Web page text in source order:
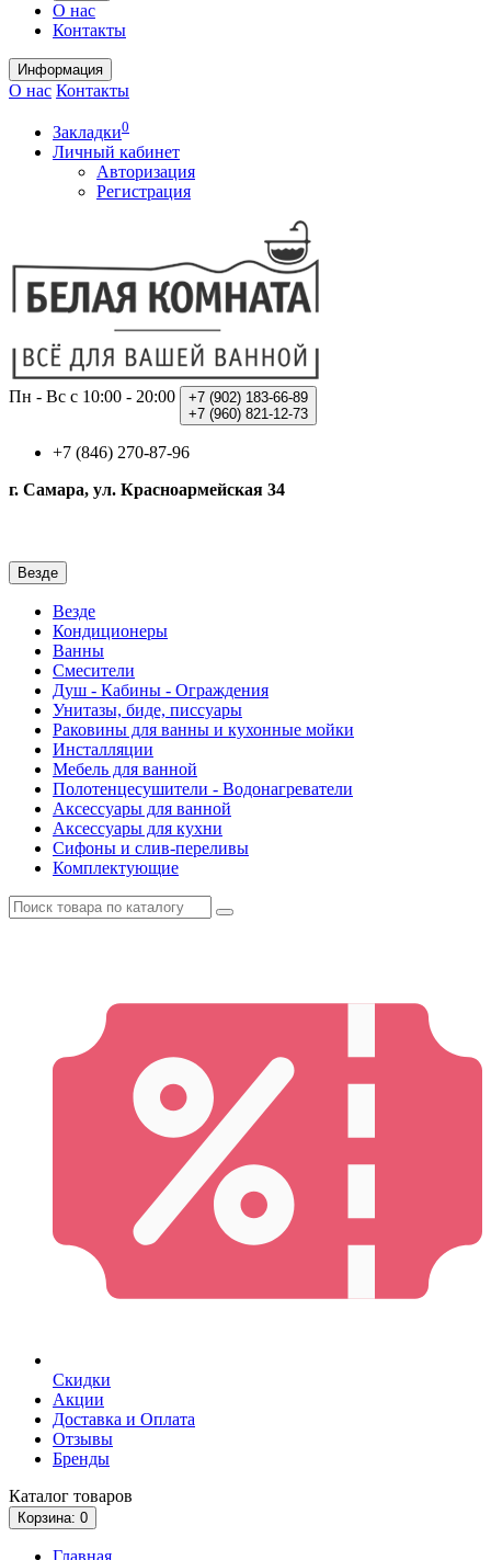
О нас
Контакты
Информация
О нас Контакты
Закладки0
Личный кабинет
Авторизация
Регистрация
Пн - Вс с 10:00 - 20:00 +7 (902) 183-66-89
+7 (960) 821-12-73
+7 (846) 270-87-96
г. Самара, ул. Красноармейская 34
Везде
Везде
Кондиционеры
Ванны
Смесители
Душ - Кабины - Ограждения
Унитазы, биде, писсуары
Раковины для ванны и кухонные мойки
Инсталляции
Мебель для ванной
Полотенцесушители - Водонагреватели
Аксессуары для ванной
Аксессуары для кухни
Сифоны и слив-переливы
Комплектующие
Скидки
Акции
Доставка и Оплата
Отзывы
Бренды
Каталог товаров
Корзина: 0